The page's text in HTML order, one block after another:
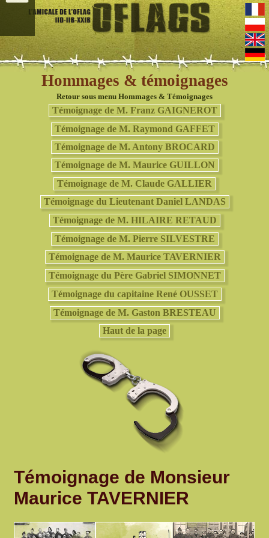
Hommages & témoignages
Retour sous menu Hommages & Témoignages
Témoignage de M. Franz GAIGNEROT
Témoignage de M. Raymond GAFFET
Témoignage de M. Antony BROCARD
Témoignage de M. Maurice GUILLON
Témoignage de M. Claude GALLIER
Témoignage du Lieutenant Daniel LANDAS
Témoignage de M. HILAIRE RETAUD
Témoignage de M. Pierre SILVESTRE
Témoignage de M. Maurice TAVERNIER
Témoignage du Père Gabriel SIMONNET
Témoignage du capitaine René OUSSET
Témoignage de M. Gaston BRESTEAU
Haut de la page
Témoignage de Monsieur
Maurice TAVERNIER